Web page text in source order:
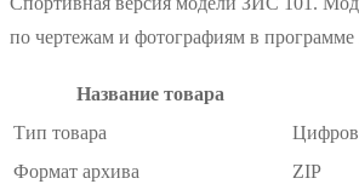
по чертежам и фотографиям в программе
Название товара
Тип товара
Формат архива
ZIP